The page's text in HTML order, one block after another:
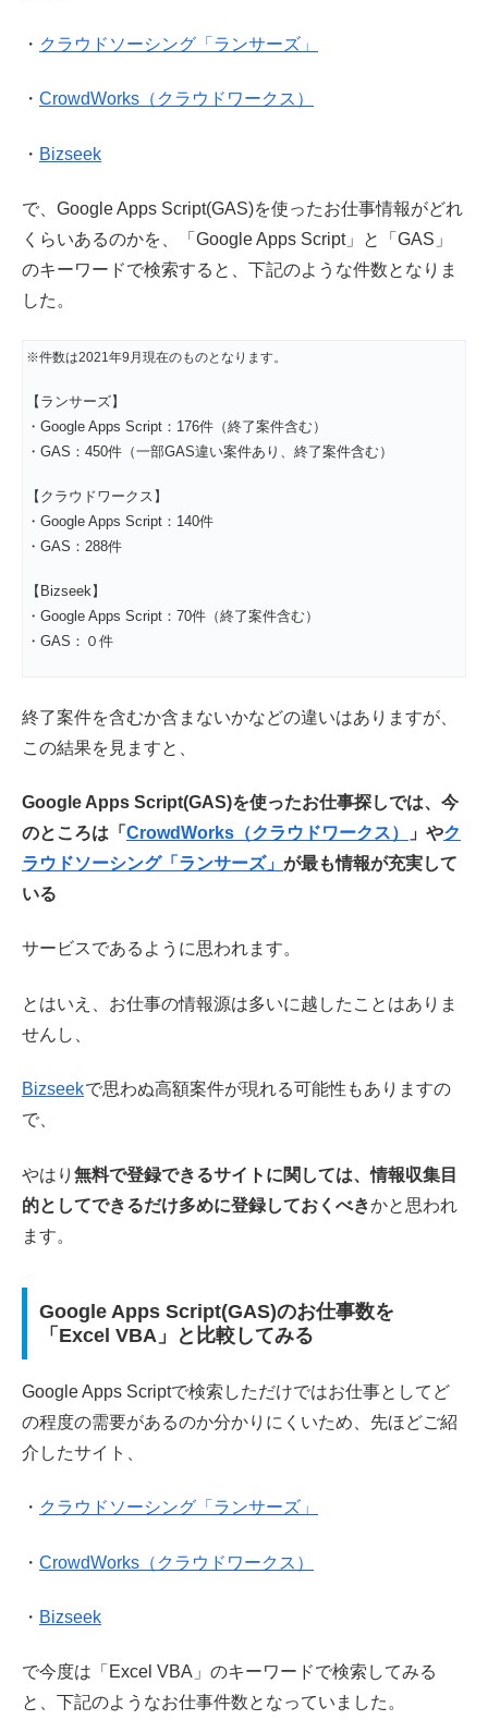
・ クラウドソーシング「ランサーズ」
・ CrowdWorks（クラウドワークス）
・ Bizseek
で、Google Apps Script(GAS)を使ったお仕事情報がどれ
くらいあるのかを、「Google Apps Script」と「GAS」
のキーワードで検索すると、下記のような件数となりま
した。
※件数は2021年9月現在のものとなります。
【ランサーズ】
・Google Apps Script：176件（終了案件含む）
・GAS：450件（一部GAS違い案件あり、終了案件含む）
【クラウドワークス】
・Google Apps Script：140件
・GAS：288件
【Bizseek】
・Google Apps Script：70件（終了案件含む）
・GAS：０件
終了案件を含むか含まないかなどの違いはありますが、
この結果を見ますと、
Google Apps Script(GAS)を使ったお仕事探しでは、今
のところは「 CrowdWorks（クラウドワークス） 」やク
ラウドソーシング「ランサーズ」 が最も情報が充実して
いる
サービスであるように思われます。
とはいえ、お仕事の情報源は多いに越したことはありま
せんし、
Bizseekで思わぬ高額案件が現れる可能性もありますの
で、
やはり 無料で登録できるサイトに関しては、情報収集目
的としてできるだけ多めに登録しておくべきかと思われ
ます。
Google Apps Script(GAS)のお仕事数を
「Excel VBA」と比較してみる
Google Apps Scriptで検索しただけではお仕事としてど
の程度の需要があるのか分かりにくいため、先ほどご紹
介したサイト、
・ クラウドソーシング「ランサーズ」
・ CrowdWorks（クラウドワークス）
・ Bizseek
で今度は「Excel VBA」のキーワードで検索してみる
と、下記のようなお仕事件数となっていました。